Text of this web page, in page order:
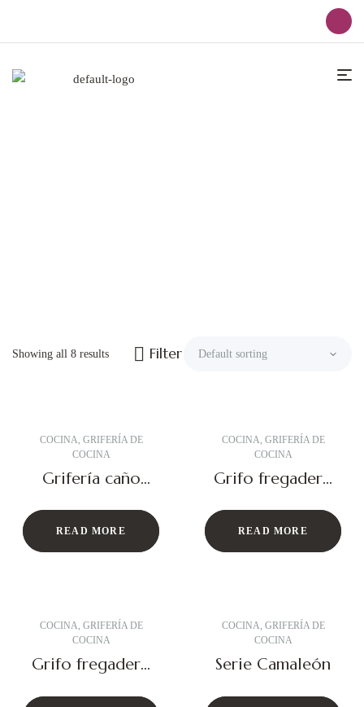
Showing all 8 results Filter
COCINA, GRIFERÍA DE
COCINA
Grifería caño
READ MORE
COCINA, GRIFERÍA DE
COCINA
Grifo fregadero
READ MORE
COCINA, GRIFERÍA DE
COCINA
Grifo fregadero
COCINA, GRIFERÍA DE
COCINA
Serie Camaleón